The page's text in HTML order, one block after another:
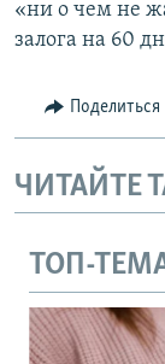
«ни о чем не
залога на 60
Поделиться
ЧИТАЙТЕ
ТОП-